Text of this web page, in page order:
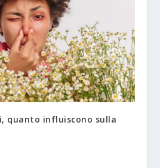
quanto influiscono sulla